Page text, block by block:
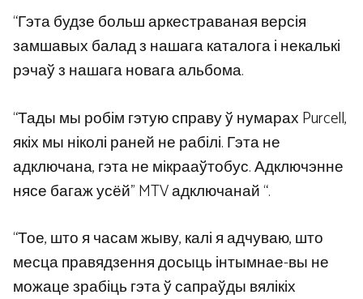
“Гэта будзе больш аркестраваная версія
замшавых балад з нашага каталога і некалькі
рэчаў з нашага новага альбома.
“Тады мы робім гэтую справу ў нумарах Purcell,
якіх мы ніколі раней не рабілі. Гэта не
адключана, гэта не мікрааўтобус. Адключэнне
нясе багаж усёй” MTV адключанай “.
“Тое, што я часам жыву, калі я адчуваю, што
месца правядзення досыць інтымнае-вы не
можаце зрабіць гэта ў сапраўды вялікіх